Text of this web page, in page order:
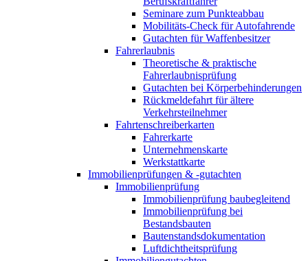
Seminare zum Punkteabbau
Mobilitäts-Check für Autofahrende
Gutachten für Waffenbesitzer
Fahrerlaubnis
Theoretische & praktische
Fahrerlaubnisprüfung
Gutachten bei Körperbehinderungen
Rückmeldefahrt für ältere
Verkehrsteilnehmer
Fahrtenschreiberkarten
Fahrerkarte
Unternehmenskarte
Werkstattkarte
Immobilienprüfungen & -gutachten
Immobilienprüfung
Immobilienprüfung baubegleitend
Immobilienprüfung bei
Bestandsbauten
Bautenstandsdokumentation
Luftdichtheitsprüfung